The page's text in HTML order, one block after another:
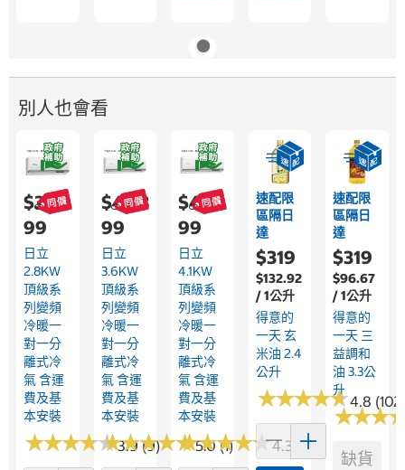
別人也會看
$35,9
99
日立
2.8KW
頂級系
列變頻
冷暖一
對一分
離式冷
氣 含運
費及基
本安裝
★★★★★
★★★★★3.9 (9)
$43,8
99
日立
3.6KW
頂級系
列變頻
冷暖一
對一分
離式冷
氣 含運
費及基
本安裝
★★★★★
★★★★★5.0 (1)
$47,6
99
日立
4.1KW
頂級系
列變頻
冷暖一
對一分
離式冷
氣 含運
費及基
本安裝
★★★★★
★★★★★4.3 (4)
速配限
區隔日
達
$319
$132.92
/ 1公升
得意的
一天 玄
米油 2.4
公升
★★★★★
★★★★★4.8 (102)
速配限
區隔日
達
$319
$96.67
/ 1公升
得意的
一天 三
益調和
油 3.3公
升
★★★
★★★
缺貨